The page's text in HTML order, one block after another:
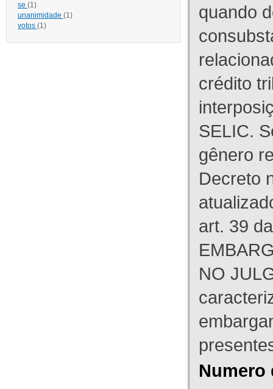
se (1)
unanimidade (1)
votos (1)
quando
crédito
SELIC.
gênero
Decreto
art. 39
NO
Numero